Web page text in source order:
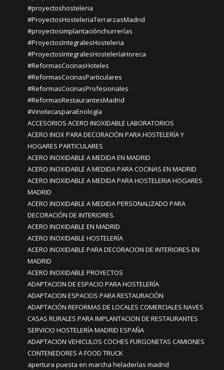
#proyectoshosteleria
#ProyectosHosteleriaTerrarzasMadrid
#proyectosimplantaciónchurrerías
#ProyectosIntegralesHosteleria
#ProyectosIntegralesHosteleríaHoreca
#ReformasCocinasHoteles
#ReformasCocinasParticulares
#ReformasCocinasProfesionales
#ReformasRestaurantesMadrid
#VinotecasparaEnología
ACCESORIOS ACERO INOXIDABLE LABORATORIOS
ACERO INOX PARA DECORACIÓN PARA HOSTELERÍA Y
HOGARES PARTICULARES
ACERO INOXIDABLE A MEDIDA EN MADRID
ACERO INOXIDABLE A MEDIDA PARA COCINAS EN MADRID
ACERO INOXIDABLE A MEDIDA PARA HOSTELERIA HOGARES
MADRID
ACERO INOXIDABLE A MEDIDA PERSONALIZADO PARA
DECORACIÓN DE INTERIORES.
ACERO INOXIDABLE EN MADRID
ACERO INOXIDABLE HOSTELERÍA
ACERO INOXIDABLE PARA DECORACION DE INTERIORES EN
MADRID
ACERO INOXIDABLE PROYECTOS
ADAPTACION DE ESPACIO PARA HOSTELERÍA
ADAPTACION ESPACIOS PARA RESTAURACIÓN
ADAPTACIÓN REFORMAS DE LOCALES COMERCIALES NAVES
CASAS RURALES PARA IMPLANTACION DE RESTAURANTES
SERVICIO HOSTELERÍA MADRID ESPAÑA
ADAPTACION VEHICULOS COCHES FURGONETAS CAMIONES
CONTENEDORES A FOOD TRUCK
apertura puesta en marcha heladerías madrid